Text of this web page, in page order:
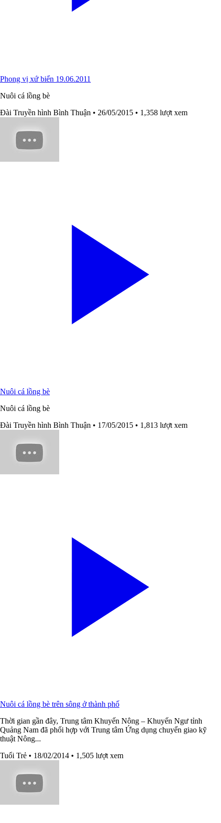
Phong vị xứ biển 19.06.2011
Nuôi cá lồng bè
Đài Truyền hình Bình Thuận • 26/05/2015 • 1,358 lượt xem
Nuôi cá lồng bè
Nuôi cá lồng bè
Đài Truyền hình Bình Thuận • 17/05/2015 • 1,813 lượt xem
Nuôi cá lồng bè trên sông ở thành phố
Thời gian gần đây, Trung tâm Khuyến Nông – Khuyến Ngư tỉnh
Quảng Nam đã phối hợp với Trung tâm Ứng dụng chuyển giao kỹ
thuật Nông...
Tuổi Trẻ • 18/02/2014 • 1,505 lượt xem